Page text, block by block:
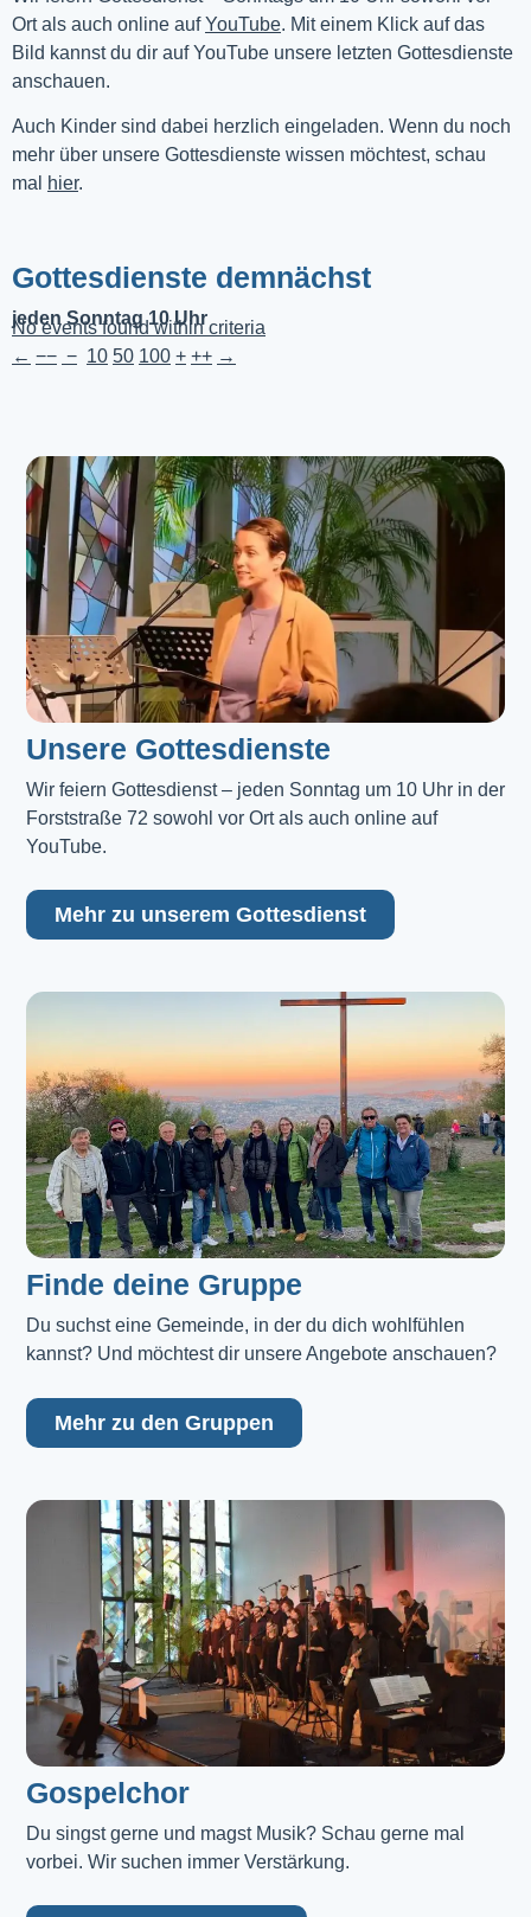
Ort als auch online auf YouTube. Mit einem Klick auf das
Bild kannst du dir auf YouTube unsere letzten Gottesdienste
anschauen.
Auch Kinder sind dabei herzlich eingeladen. Wenn du noch
mehr über unsere Gottesdienste wissen möchtest, schau
mal
hier.
Gottesdienste demnächst
jeden Sonntag 10 Uhr
No events found within criteria
← −− − 10 50 100 + ++ →
Unsere Gottesdienste
Wir feiern Gottesdienst – jeden Sonntag um 10 Uhr in der
Forststraße 72 sowohl vor Ort als auch online auf
YouTube.
Mehr zu unserem Gottesdienst
Finde deine Gruppe
Du suchst eine Gemeinde, in der du dich wohlfühlen
kannst? Und möchtest dir unsere Angebote anschauen?
Mehr zu den Gruppen
Gospelchor
Du singst gerne und magst Musik? Schau gerne mal
vorbei. Wir suchen immer Verstärkung.